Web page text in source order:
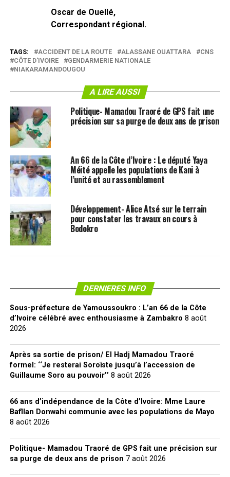
Oscar de Ouellé,
Correspondant régional.
TAGS: ACCIDENT DE LA ROUTE ALASSANE OUATTARA
CNS
CÔTE D'IVOIRE
GENDARMERIE NATIONALE
NIAKARAMANDOUGOU
A LIRE AUSSI
Politique- Mamadou Traoré de GPS fait une
précision sur sa purge de deux ans de prison
An 66 de la Côte d’Ivoire : Le député Yaya
Méité appelle les populations de Kani à
l’unité et au rassemblement
Développement- Alice Atsé sur le terrain
pour constater les travaux en cours à
Bodokro
DERNIERES INFO
Sous-préfecture de Yamoussoukro : L’an 66 de la Côte
d’Ivoire célébré avec enthousiasme à Zambakro 8 août
2026
Après sa sortie de prison/ El Hadj Mamadou Traoré
formel: ‘‘Je resterai Soroïste jusqu’à l’accession de
Guillaume Soro au pouvoir’’ 8 août 2026
66 ans d’indépendance de la Côte d’Ivoire: Mme Laure
Bafllan Donwahi communie avec les populations de Mayo
8 août 2026
Politique- Mamadou Traoré de GPS fait une précision sur
sa purge de deux ans de prison 7 août 2026